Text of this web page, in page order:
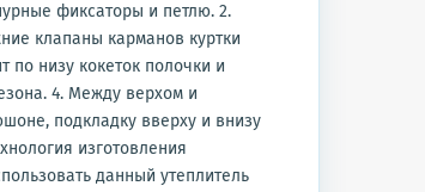
фиксаторы и петлю. 2.
клапаны карманов куртки
по низу кокеток полочки и
4. Между верхом и
подкладку вверху и внизу
изготовления
данный утеплитель